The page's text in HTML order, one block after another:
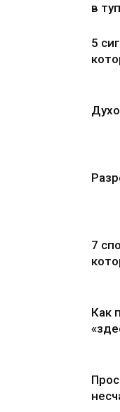
в
5
7
Как